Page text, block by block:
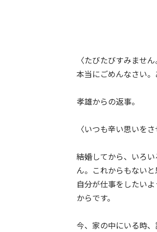
〈たびたびすみませ
本当にごめんなさい
孝雄からの返事。
〈いつも辛い思いをさ
――結婚してから、い
ん。これからもない
自分が仕事をしたい
からです。
今、家の中にいる時